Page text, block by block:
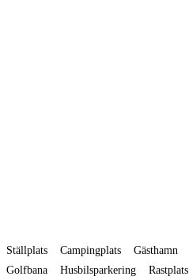
Ställplats Campingplats
Gästhamn
Golfbana
Husbilsparkering Rastplats